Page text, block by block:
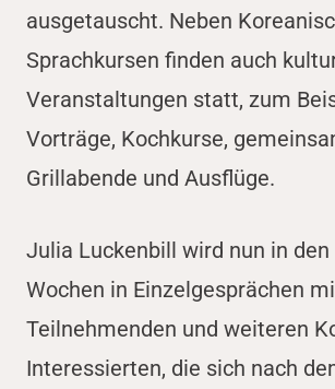
ausgetauscht. Neben
Sprachkursen finden auch
Veranstaltungen statt, zum
Vorträge, Kochkurse,
Grillabende und Ausflüge.
Julia Luckenbill wird nun in
Wochen in Einzelgesprächen
Teilnehmenden und weiteren
Interessierten, die sich nach